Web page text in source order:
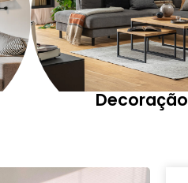
Decoração